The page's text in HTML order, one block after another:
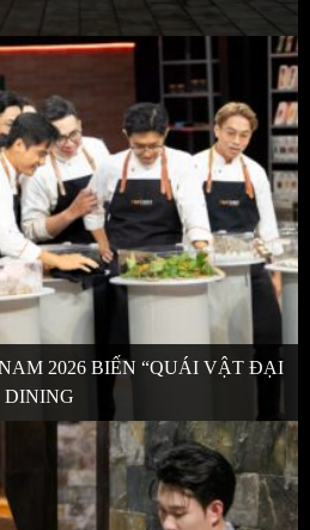
2026 BIẾN “QUÁI VẬT ĐẠI
DINING